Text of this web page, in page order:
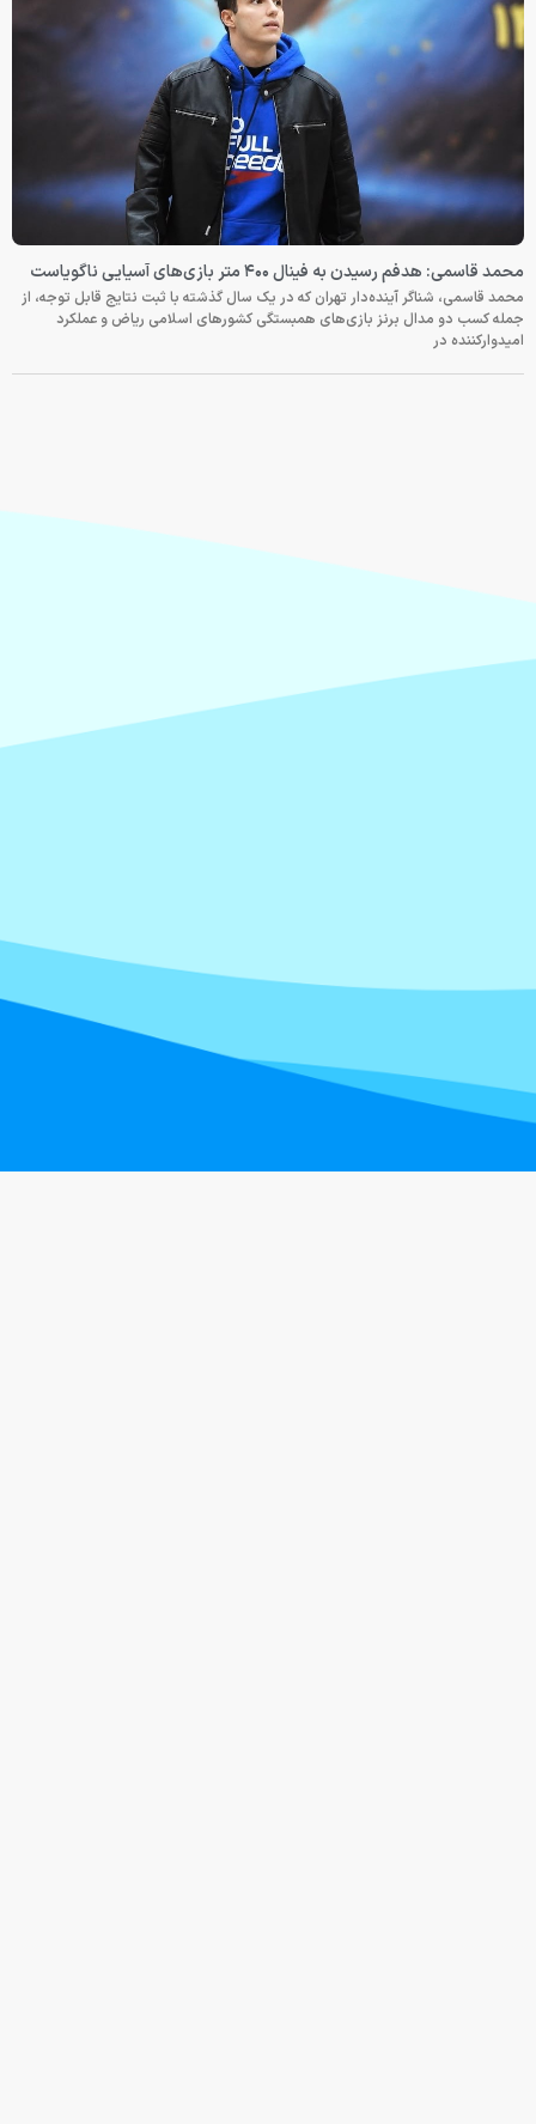
محمد قاسمی: هدفم رسیدن به فینال ۴۰۰ متر بازی‌های آسیایی ناگویاست
محمد قاسمی، شناگر آینده‌دار تهران که در یک سال گذشته با ثبت نتایج قابل توجه، از
جمله کسب دو مدال برنز بازی‌های همبستگی کشورهای اسلامی ریاض و عملکرد
امیدوارکننده در